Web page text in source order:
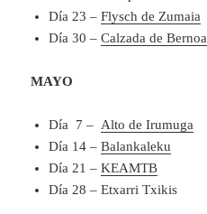
Día 23 –Flysch de Zumaia
Día 30 –Calzada de Bernoa
MAYO
Día 7 – Alto de Irumuga
Día 14 –Balankaleku
Día 21 –KEAMTB
Día 28 – Etxarri Txikis